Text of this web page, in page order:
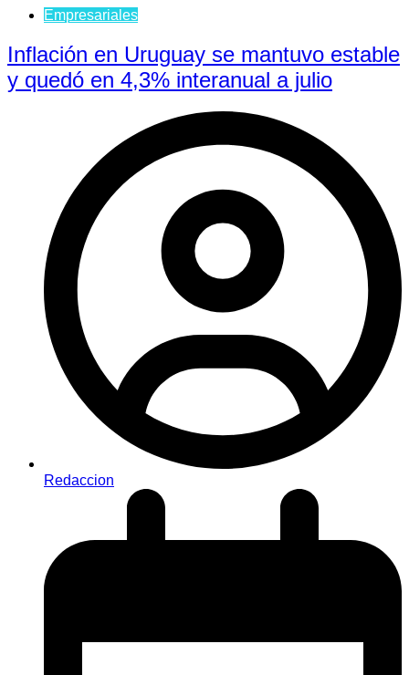
Empresariales
Inflación en Uruguay se mantuvo estable
y quedó en 4,3% interanual a julio
Redaccion